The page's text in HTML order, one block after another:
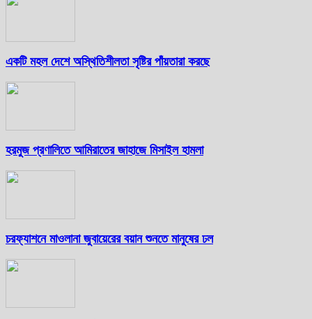
একটি মহল দেশে অস্থিতিশীলতা সৃষ্টির পাঁয়তারা করছে
হরমুজ প্রণালিতে আমিরাতের জাহাজে মিসাইল হামলা
চরফ্যাশনে মাওলানা জুবায়েরের বয়ান শুনতে মানুষের ঢল